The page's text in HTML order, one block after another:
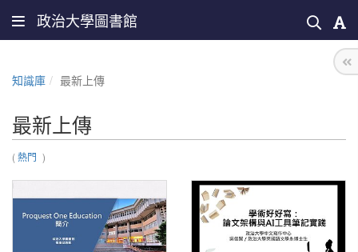
政治大學圖書館
知識庫 最新上傳
最新上傳
(熱門 )